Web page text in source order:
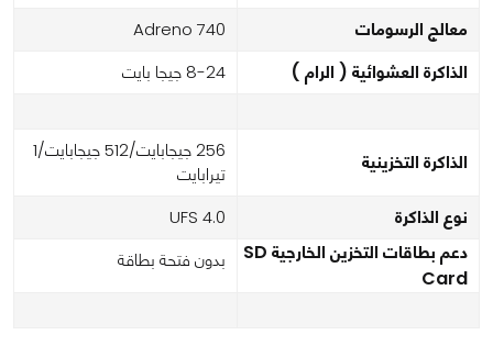
معالج الرسومات Adreno 740
الذاكرة العشوائية ( الرام ) 8-24 جيجا بايت
الذاكرة التخزينية
256 جيجابايت/512 جيجابايت/1
تيرابايت
نوع الذاكرة UFS 4.0
دعم بطاقات التخزين الخارجية SD
Card
بدون فتحة بطاقة